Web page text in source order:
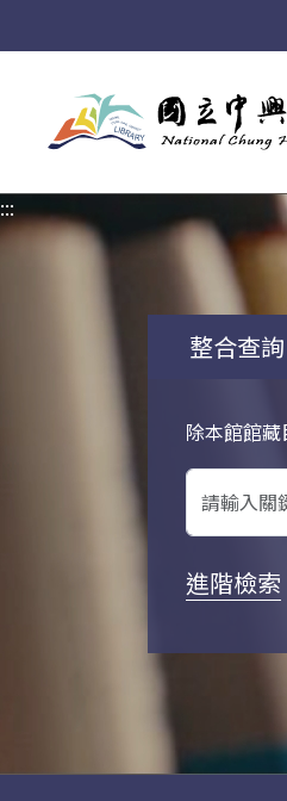
:::
整合查詢
除本館館
關鍵字搜尋
進階檢索